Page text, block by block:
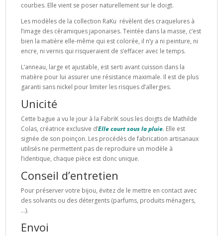
courbes. Elle vient se poser naturellement sur le doigt.
Les modèles de la collection RaKu révèlent des craquelures à
l’image des céramiques japonaises. Teintée dans la masse, c’est
bien la matière elle-même qui est colorée, il n’y a ni peinture, ni
encre, ni vernis qui risqueraient de s’effacer avec le temps.
L’anneau, large et ajustable, est serti avant cuisson dans la
matière pour lui assurer une résistance maximale. Il est de plus
garanti sans nickel pour limiter les risques d’allergies.
Unicité
Cette bague a vu le jour à la FabriK sous les doigts de Mathilde
Colas, créatrice exclusive d’Elle court sous la pluie. Elle est
signée de son poinçon. Les procédés de fabrication artisanaux
utilisés ne permettent pas de reproduire un modèle à
l’identique, chaque pièce est donc unique.
Conseil d’entretien
Pour préserver votre bijou, évitez de le mettre en contact avec
des solvants ou des détergents (parfums, produits ménagers,
…).
Envoi